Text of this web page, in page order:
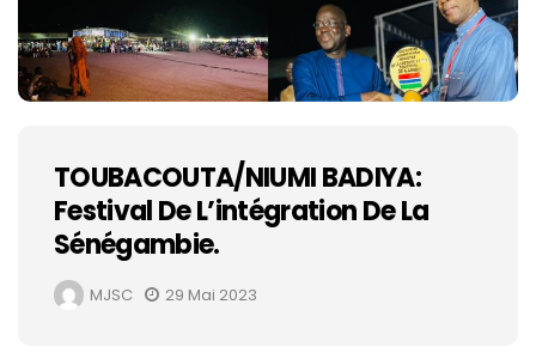
TOUBACOUTA/NIUMI BADIYA:
Festival De L’intégration De La
Sénégambie.
MJSC 29 Mai 2023